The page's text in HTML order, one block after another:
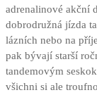
adrenalinové akční
dobrodružná jízda
lázních nebo na
pak bývají starší
tandemovým
všichni si ale